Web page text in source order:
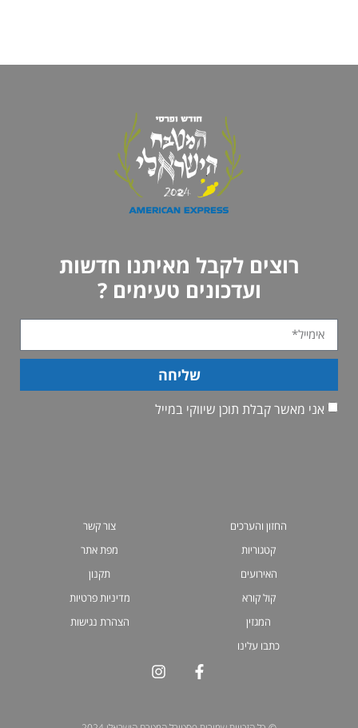
רוצים לקבל מאיתנו חדשות
ועדכונים טעימים ?
אני מאשר קבלת תוכן שיווקי במייל
שליחה
החזון והערכים
קטגוריות
האירועים
קול קורא
המגזין
כתבו עלינו
צור קשר
מפת אתר
תקנון
מדיניות פרטיות
הצהרת נגישות